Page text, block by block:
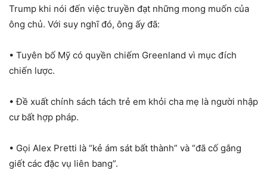
Trump khi nói đến việc truyền đạt những mong muốn của
ông chủ. Với suy nghĩ đó, ông ấy đã:
• Tuyên bố Mỹ có quyền chiếm Greenland vì mục đích
chiến lược.
• Đề xuất chính sách tách trẻ em khỏi cha mẹ là người nhập
cư bất hợp pháp.
• Gọi Alex Pretti là “kẻ ám sát bất thành” và “đã cố gắng
giết các đặc vụ liên bang”.